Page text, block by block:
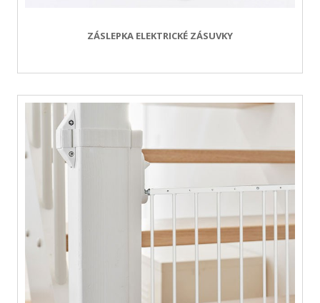
ZÁSLEPKA ELEKTRICKÉ ZÁSUVKY